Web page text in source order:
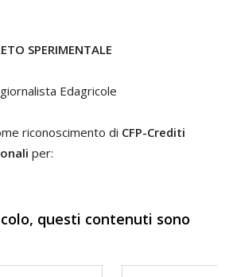
SPERIMENTALE
Edagricole
riconoscimento di CFP-Crediti
per:
questi contenuti sono